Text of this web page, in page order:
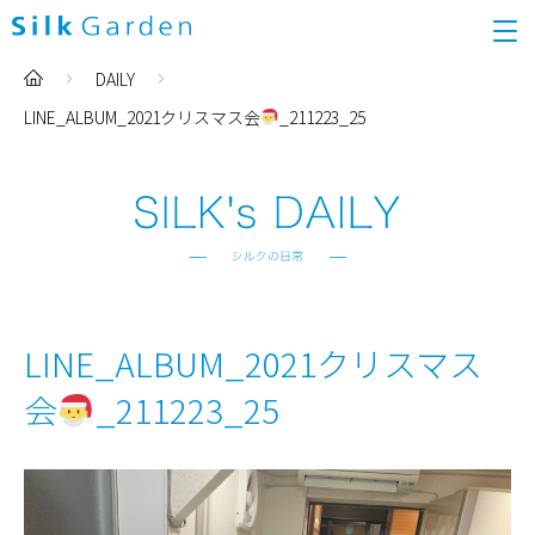
DAILY
LINE_ALBUM_2021クリスマス会
_211223_25
LINE_ALBUM_2021クリスマス
会
_211223_25